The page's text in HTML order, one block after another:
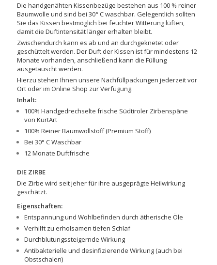
Die handgenähten Kissenbezüge bestehen aus 100 % reiner
Baumwolle und sind bei 30° C waschbar. Gelegentlich sollten
Sie das Kissen bestmöglich bei feuchter Witterung lüften,
damit die Duftintensität länger erhalten bleibt.
Zwischendurch kann es ab und an durchgeknetet oder
geschüttelt werden. Der Duft der Kissen ist für mindestens 12
Monate vorhanden, anschließend kann die Füllung
ausgetauscht werden.
Hierzu stehen Ihnen unsere Nachfüllpackungen jederzeit vor
Ort oder im Online Shop zur Verfügung.
Inhalt:
100% Handgedrechselte frische Südtiroler Zirbenspäne
von KurtArt
100% Reiner Baumwollstoff (Premium Stoff)
Bei 30° C Waschbar
12 Monate Duftfrische
DIE ZIRBE
Die Zirbe wird seit jeher für ihre ausgeprägte Heilwirkung
geschätzt.
Eigenschaften:
Entspannung und Wohlbefinden durch ätherische Öle
Verhilft zu erholsamen tiefen Schlaf
Durchblutungssteigernde Wirkung
Antibakterielle und desinfizierende Wirkung (auch bei
Obstschalen)